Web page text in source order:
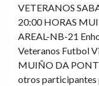
VETERANOS
20:00 HORAS
AREAL-NB-21
Veteranos Futbol
MUIÑO DA
otros participantes